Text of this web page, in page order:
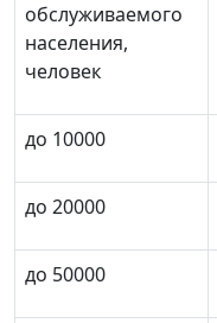
обслуживаемого
населения,
человек
до 10000
до 20000
до 50000